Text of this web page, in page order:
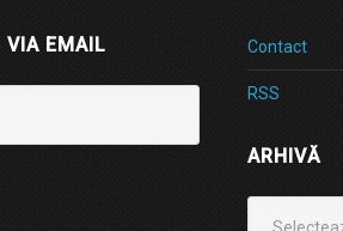
VIA EMAIL Contact
RSS
ARHIVĂ